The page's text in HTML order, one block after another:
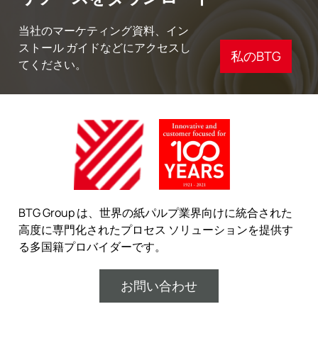
当社のマーケティング資料、イン
ストール ガイドなどにアクセスし
てください。
私のBTG
BTG Group は、世界の紙パルプ業界向けに統合された
高度に専門化されたプロセス ソリューションを提供す
る多国籍プロバイダーです。
お問い合わせ